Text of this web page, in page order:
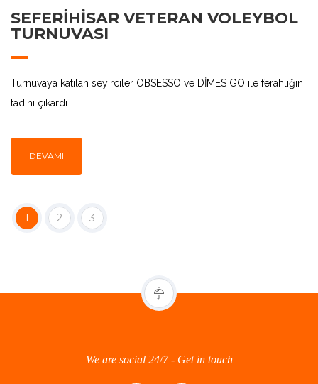
SEFERİHİSAR VETERAN VOLEYBOL
TURNUVASI
Turnuvaya katılan seyirciler OBSESSO ve DİMES GO ile ferahlığın
tadını çıkardı.
DEVAMI
1 2 3
We are social 24/7 - Get in touch